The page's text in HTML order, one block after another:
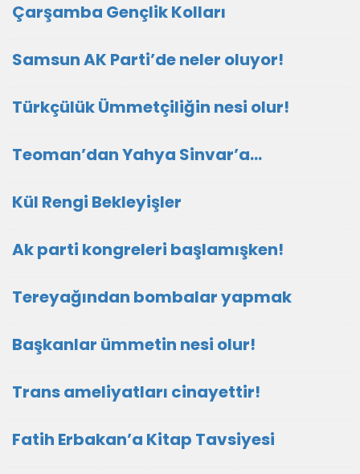
Çarşamba Gençlik Kolları
Samsun AK Parti’de neler oluyor!
Türkçülük Ümmetçiliğin nesi olur!
Teoman’dan Yahya Sinvar’a…
Kül Rengi Bekleyişler
Ak parti kongreleri başlamışken!
Tereyağından bombalar yapmak
Başkanlar ümmetin nesi olur!
Trans ameliyatları cinayettir!
Fatih Erbakan’a Kitap Tavsiyesi